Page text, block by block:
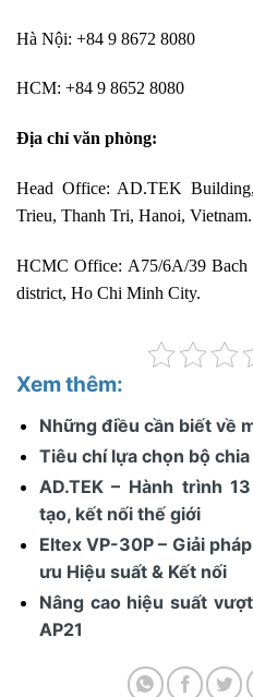
Hà Nội: +84 9 8672 8080
HCM: +84 9 8652 8080
Địa chỉ văn phòng:
Head Office: AD.TEK
Trieu, Thanh Tri, Hanoi, Vietnam.
HCMC Office: A75/6A/39 Bach
district, Ho Chi Minh City.
Xem thêm:
Những điều cần biết về
Tiêu chí lựa chọn bộ
AD.TEK – Hành trình
tạo, kết nối thế giới
Eltex VP-30P – Giải
ưu Hiệu suất & Kết nối
Nâng cao hiệu suất
AP21